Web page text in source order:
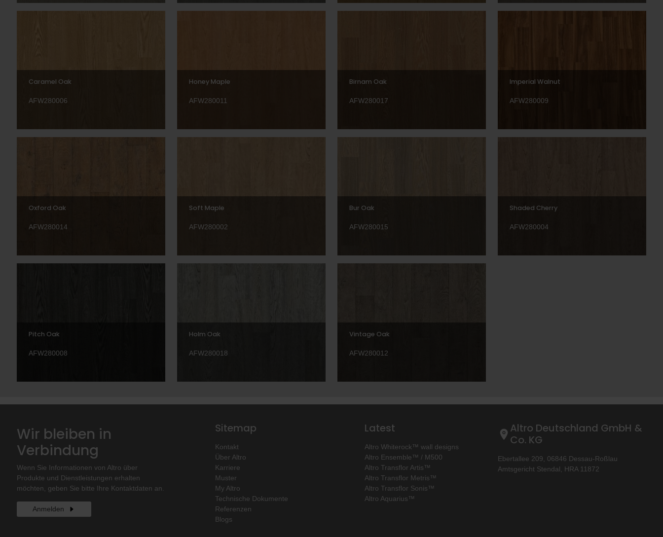
Caramel Oak
AFW280006
Honey Maple
AFW280011
Birnam Oak
AFW280017
Imperial Walnut
AFW280009
Oxford Oak
AFW280014
Soft Maple
AFW280002
Bur Oak
AFW280015
Shaded Cherry
AFW280004
Pitch Oak
AFW280008
Holm Oak
AFW280018
Vintage Oak
AFW280012
Wir bleiben in
Verbindung
Wenn Sie Informationen von Altro über
Produkte und Dienstleistungen erhalten
möchten, geben Sie bitte Ihre Kontaktdaten an.
Anmelden
Sitemap
Kontakt
Über Altro
Karriere
Muster
My Altro
Technische Dokumente
Referenzen
Blogs
Latest
Altro Whiterock™ wall designs
Altro Ensemble™ / M500
Altro Transflor Artis™
Altro Transflor Metris™
Altro Transflor Sonis™
Altro Aquarius™
Altro Deutschland GmbH &
Co. KG
Ebertallee 209, 06846 Dessau-Roßlau
Amtsgericht Stendal, HRA 11872